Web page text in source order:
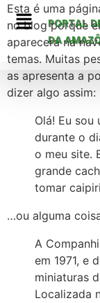
PORTAL
DA
Esta é uma
no blog porque
aparecerá na
temas. Muitas
as apresenta a
dizer algo assim:
Olá! Eu sou
durante o
o meu site.
grande
tomar
…ou alguma
A
em 1971, e
miniaturas
Localizada